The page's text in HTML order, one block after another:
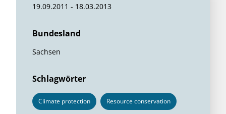
19.09.2011 - 18.03.2013
Bundesland
Sachsen
Schlagwörter
Climate protection Resource conservation